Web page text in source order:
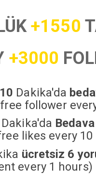
+1550
+3000
10 Dakika'da
follower
Dakika'da
likes every
ücretsiz 6
every 1 hours)